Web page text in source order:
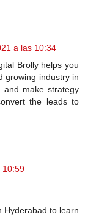
a las 10:34
Brolly helps you
growing industry in
make strategy
the leads to
10:59
Hyderabad to learn